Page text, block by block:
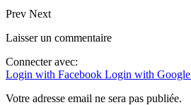
Prev Next
Laisser un commentaire
Connecter avec:
Login with Facebook Login with Google
Votre adresse email ne sera pas publiée.